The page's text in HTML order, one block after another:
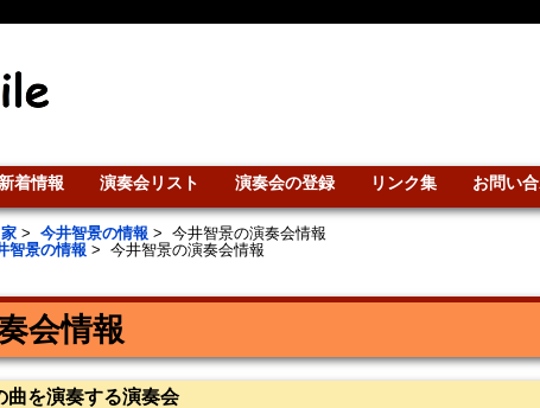
新着情報 演奏会リスト 演奏会の登録 リンク集 お問い
> 今井智景の情報 > 今井智景の演奏会情報
智景の情報 > 今井智景の演奏会情報
会情報
曲を演奏する演奏会